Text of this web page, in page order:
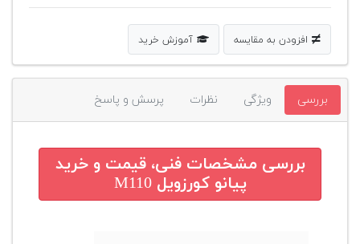
نقل
پیانو
کوک
و
رگلاژ
پیانو
وبلاگ
افزودن به مقایسه آموزش خرید
بررسی ویژگی نظرات پرسش و پاسخ
بررسی مشخصات فنی، قیمت و خرید
پیانو کورزویل M110